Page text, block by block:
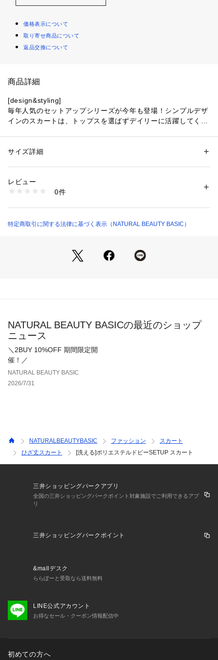
価格表示について
取り寄せ商品について
返品交換について
商品詳細
[design&styling]
毎年人気のセットアップシリーズが今年も登場！シンプルデザ
インのスカートは、トップスを選ばずデイリーに活躍してくれ
ニットなどを合わせて、デイリー使いもして頂けます。
■シリーズパンツ[品番：0172130313]
※モデルの着用画像の場合、光の当たり具合により、実際の色
※グレー系とベージュ系とネイビー系のカラー展開はサイトに
性別：レディース
素材：（表生地）ポリエステル 100%（裏生地）ポリエステル 100%
洗濯：40℃非常に弱い 漂白× アイロン150℃ ドライ弱い タンブル乾燥×
吊り干し ウェット非常に弱い
商品番号：1100700000322 （モール）
サイズ詳細
レビュー
0件
特定商取引に関する法律に基づく表示（NATURAL BEAUTY BASIC）
NATURAL BEAUTY BASICの最近のショップ
ニュース
＼2BUY 10%OFF 期間限定開
催！／
NATURAL BEAUTY BASIC
2026/7/31
NATURALBEAUTYBASIC ファッション
スカート
ひざ丈スカート
[洗える]ポリエステルドビーSETUP スカート
三井ショッピングパークアプリ
全国の三井ショッピングパークポイント対象施設でご利用できるアプ
リ
三井ショッピングパークポイント
&mallデスク
ららぽーと受取なら送料無料
LINE公式アカウント
お得なセール・クーポン情報配信中
初めての方へ